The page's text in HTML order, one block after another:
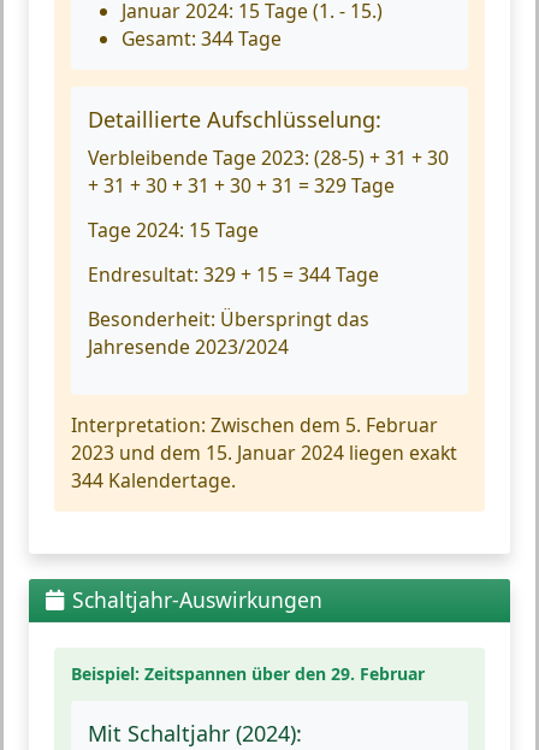
Januar 2024: 15 Tage (1. - 15.)
Gesamt: 344 Tage
Detaillierte Aufschlüsselung:
Verbleibende Tage 2023: (28-5) + 31 + 30
+ 31 + 30 + 31 + 30 + 31 = 329 Tage
Tage 2024: 15 Tage
Endresultat: 329 + 15 = 344 Tage
Besonderheit: Überspringt das
Jahresende 2023/2024
Interpretation: Zwischen dem 5. Februar
2023 und dem 15. Januar 2024 liegen exakt
344 Kalendertage.
Schaltjahr-Auswirkungen
Beispiel: Zeitspannen über den 29. Februar
Mit Schaltjahr (2024):